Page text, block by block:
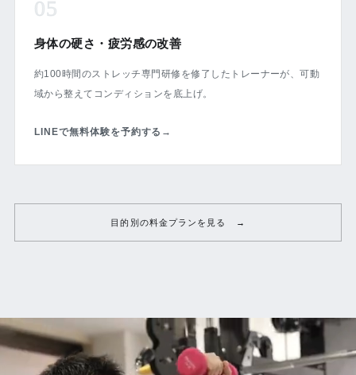
05
身体の硬さ・疲労感の改善
約100時間のストレッチ専門研修を修了したトレーナーが、可動
域から整えてコンディションを底上げ。
LINEで無料体験を予約する →
目的別の料金プランを見る